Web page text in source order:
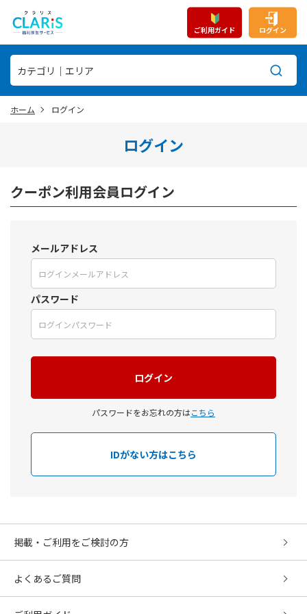
ご利用ガイド ログイン
ホーム ログイン
ログイン
クーポン利用会員ログイン
メールアドレス
パスワード
パスワードをお忘れの方はこちら
IDがない方はこちら
掲載・ご利用をご検討の方
よくあるご質問